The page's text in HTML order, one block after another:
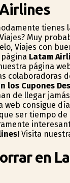
tienes
Muy
Viajes con
Latam
página
colaboradoras
los Cupones
de llegar
web consigue
ser tiempo
Visita
en